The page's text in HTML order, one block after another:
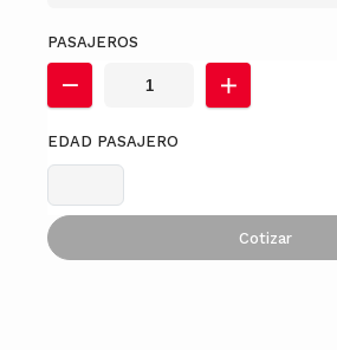
PASAJEROS
EDAD PASAJERO
Cotizar